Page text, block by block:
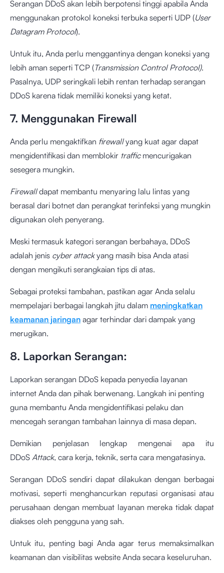
Serangan DDoS akan lebih berpotensi tinggi apabila Anda
menggunakan protokol koneksi terbuka seperti UDP (User
Datagram Protocol).
Untuk itu, Anda perlu menggantinya dengan koneksi yang
lebih aman seperti TCP (Transmission Control Protocol).
Pasalnya, UDP seringkali lebih rentan terhadap serangan
DDoS karena tidak memiliki koneksi yang ketat.
7. Menggunakan Firewall
Anda perlu mengaktifkan firewallyang kuat agar dapat
mengidentifikasi dan memblokir traffic mencurigakan
sesegera mungkin.
Firewalldapat membantu menyaring lalu lintas yang
berasal dari botnet dan perangkat terinfeksi yang mungkin
digunakan oleh penyerang.
Meski termasuk kategori serangan berbahaya, DDoS
adalah jenis cyber attackyang masih bisa Anda atasi
dengan mengikuti serangkaian tips di atas.
Sebagai proteksi tambahan, pastikan agar Anda selalu
mempelajari berbagai langkah jitu dalam meningkatkan
keamanan jaringan agar terhindar dari dampak yang
merugikan.
8. Laporkan Serangan:
Laporkan serangan DDoS kepada penyedia layanan
internet Anda dan pihak berwenang. Langkah ini penting
guna membantu Anda mengidentifikasi pelaku dan
mencegah serangan tambahan lainnya di masa depan.
Demikian penjelasan lengkap mengenai apa itu
DDoS Attack, cara kerja, teknik, serta cara mengatasinya.
Serangan DDoS sendiri dapat dilakukan dengan berbagai
motivasi, seperti menghancurkan reputasi organisasi atau
perusahaan dengan membuat layanan mereka tidak dapat
diakses oleh pengguna yang sah.
Untuk itu, penting bagi Anda agar terus memaksimalkan
keamanan dan visibilitas website Anda secara keseluruhan.